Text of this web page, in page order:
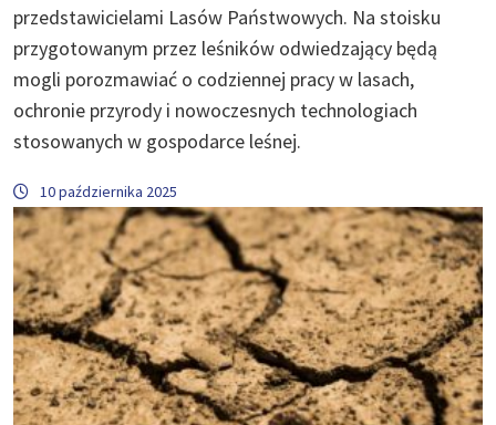
przedstawicielami Lasów Państwowych. Na stoisku
przygotowanym przez leśników odwiedzający będą
mogli porozmawiać o codziennej pracy w lasach,
ochronie przyrody i nowoczesnych technologiach
stosowanych w gospodarce leśnej.
10 października 2025